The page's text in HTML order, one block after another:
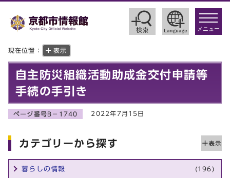
toggle
メニュー
現在位置： 表示
自主防災組織活動助成金交付申請等
手続の手引き
ページ番号B－1740 2022年7月15日
カテゴリーから探す
暮らしの情報 (196)